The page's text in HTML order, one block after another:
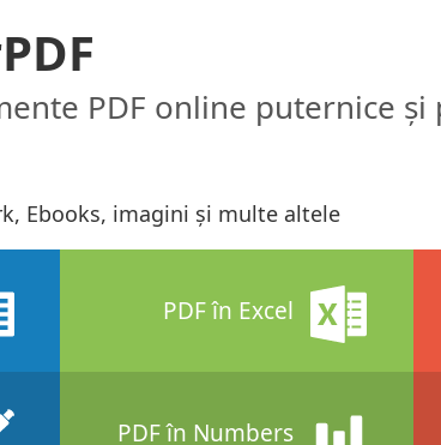
PDF online puternice
Ebooks, imagini și multe altele
PDF în Excel
PDF în Numbers